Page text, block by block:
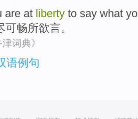
are at liberty to say what
可畅所欲言。
津词典》
语例句